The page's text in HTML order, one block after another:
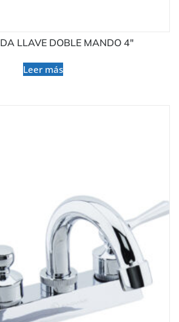
LLAVE DOBLE MANDO 4″
Leer más